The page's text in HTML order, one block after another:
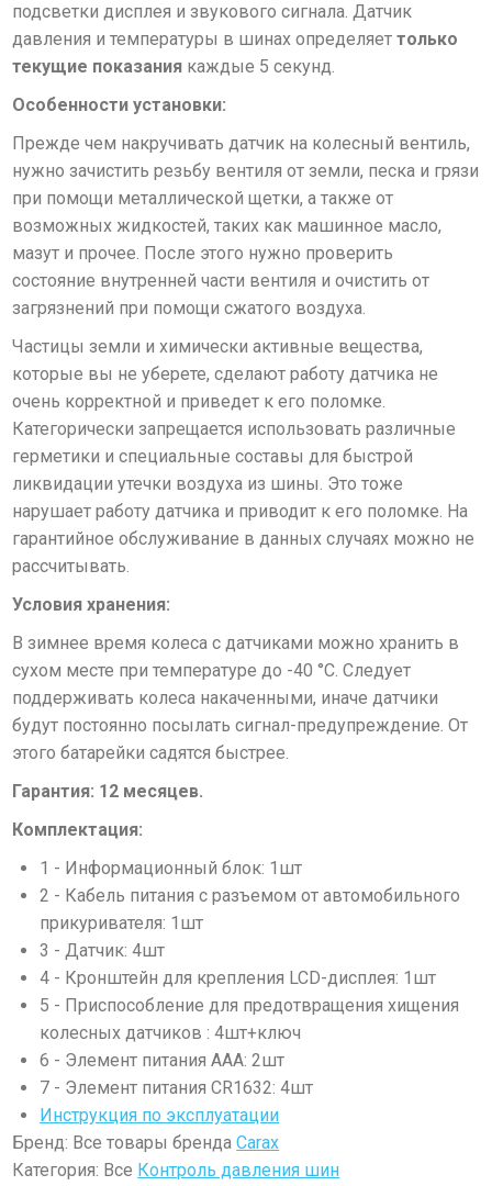
подсветки дисплея и звукового сигнала. Датчик
давления и температуры в шинах определяеттолько
текущие показания каждые 5 секунд.
Особенности установки:
Прежде чем накручивать датчик на колесный вентиль,
нужно зачистить резьбу вентиля от земли, песка и грязи
при помощи металлической щетки, а также от
возможных жидкостей, таких как машинное масло,
мазут и прочее. После этого нужно проверить
состояние внутренней части вентиля и очистить от
загрязнений при помощи сжатого воздуха.
Частицы земли и химически активные вещества,
которые вы не уберете, сделают работу датчика не
очень корректной и приведет к его поломке.
Категорически запрещается использовать различные
герметики и специальные составы для быстрой
ликвидации утечки воздуха из шины. Это тоже
нарушает работу датчика и приводит к его поломке. На
гарантийное обслуживание в данных случаях можно не
рассчитывать.
Условия хранения:
В зимнее время колеса с датчиками можно хранить в
сухом месте при температуре до -40 °С. Следует
поддерживать колеса накаченными, иначе датчики
будут постоянно посылать сигнал-предупреждение. От
этого батарейки садятся быстрее.
Гарантия: 12 месяцев.
Комплектация:
1 - Информационный блок: 1шт
2 - Кабель питания с разъемом от автомобильного
прикуривателя: 1шт
3 - Датчик: 4шт
4 - Кронштейн для крепления LCD-дисплея: 1шт
5 - Приспособление для предотвращения хищения
колесных датчиков : 4шт+ключ
6 - Элемент питания ААА: 2шт
7 - Элемент питания CR1632: 4шт
Инструкция по эксплуатации
Бренд: Все товары брендаCarax
Категория: Все Контроль давления шин